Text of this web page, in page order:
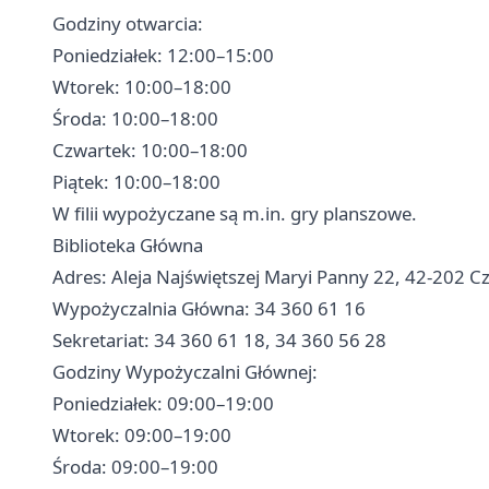
Godziny otwarcia:
Poniedziałek: 12:00–15:00
Wtorek: 10:00–18:00
Środa: 10:00–18:00
Czwartek: 10:00–18:00
Piątek: 10:00–18:00
W filii wypożyczane są m.in. gry planszowe.
Biblioteka Główna
Adres: Aleja Najświętszej Maryi Panny 22, 42-202
Wypożyczalnia Główna: 34 360 61 16
Sekretariat: 34 360 61 18, 34 360 56 28
Godziny Wypożyczalni Głównej:
Poniedziałek: 09:00–19:00
Wtorek: 09:00–19:00
Środa: 09:00–19:00